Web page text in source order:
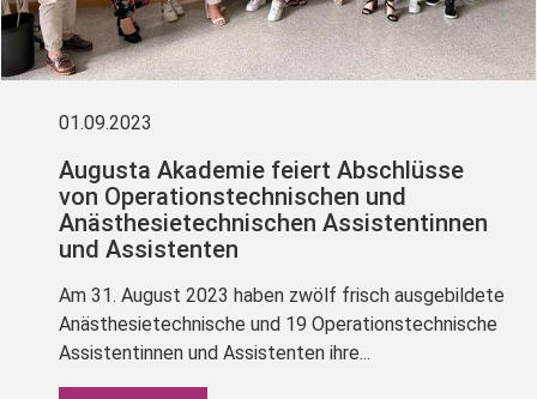
01.09.2023
Augusta Akademie feiert Abschlüsse
von Operationstechnischen und
Anästhesietechnischen Assistentinnen
und Assistenten
Am 31. August 2023 haben zwölf frisch ausgebildete
Anästhesietechnische und 19 Operationstechnische
Assistentinnen und Assistenten ihre...